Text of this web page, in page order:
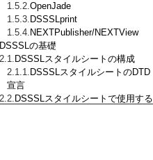
OpenJade
DSSSLprint
NEXTPublisher/NEXTView
DSSSLの基礎
DSSSLスタイルシートの構成
DSSSLスタイルシートのDTD
宣言
DSSSLスタイルシートで使用する